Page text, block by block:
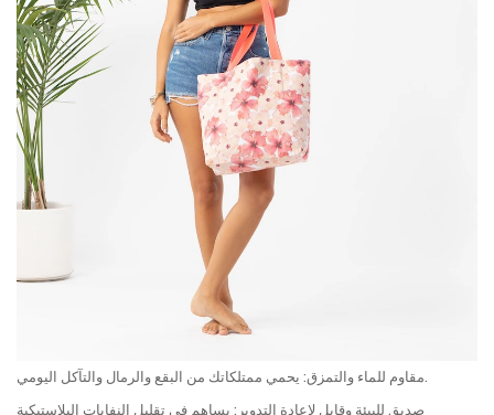
صديق للبيئة وقابل لإعادة التدوير: يساهم في تقليل النفايات البلاستيكية